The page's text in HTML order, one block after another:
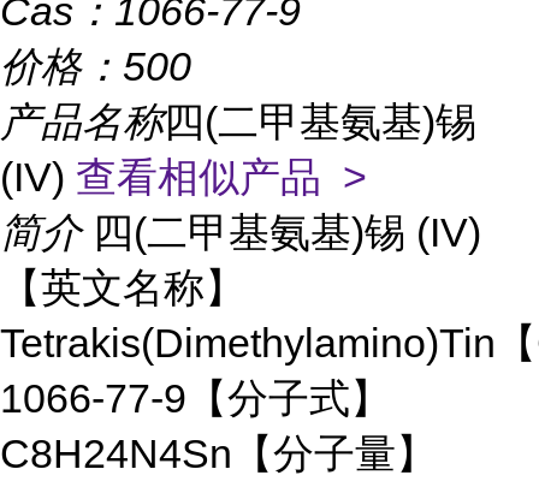
Cas： 1066-77-9
价格： 500
产品名称四(二甲基氨基)锡
(IV) 查看相似产品 >
简介 四(二甲基氨基)锡 (IV)
【英文名称】
Tetrakis(Dimethylamino)Tin
1066-77-9【分子式】
C8H24N4Sn【分子量】